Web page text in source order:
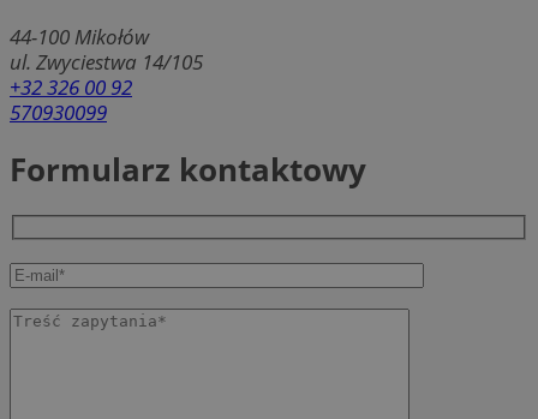
44-100 Mikołów
ul. Zwyciestwa 14/105
+32 326 00 92
570930099
Formularz kontaktowy